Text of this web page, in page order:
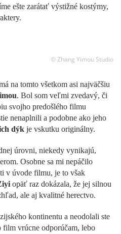
ešte zarátať výstižné kostýmy,
© Zhang Yimou Studio
na tomto všetkom asi najväčšiu
. Bol som veľmi zvedavý, či
svojho predošlého filmu
nenaplnili a podobne ako jeho
dýk je vskutku originálny.
úrovni, niekedy vynikajú,
Osobne sa mi nepáčilo
v úvode filmu, je to však
opäť raz dokázala, že jej silnou
ale aj kvalitné herectvo.
kontinentu a neodolali ste
film vrúcne odporúčam, lebo